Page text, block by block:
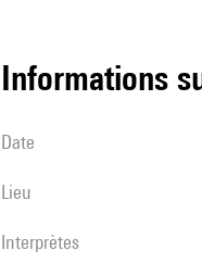
informations
date
lieu
interprètes